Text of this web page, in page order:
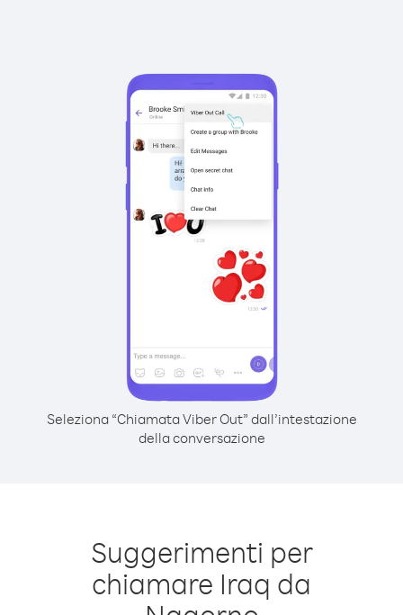
Seleziona “Chiamata Viber Out” dall’intestazione
della conversazione
Suggerimenti per
chiamare Iraq da